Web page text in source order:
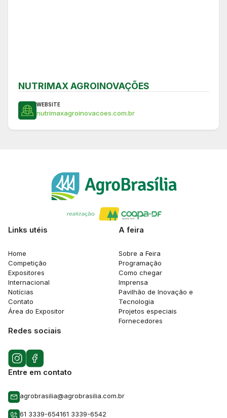
NUTRIMAX AGROINOVAÇÕES
WEBSITE
nutrimaxagroinovacoes.com.br
Links utéis
Home
Competição
Expositores
Internacional
Notícias
Contato
Área do Expositor
A feira
Sobre a Feira
Programação
Como chegar
Imprensa
Pavilhão de Inovação e
Tecnologia
Projetos especiais
Fornecedores
Redes sociais
Entre em contato
agrobrasilia@agrobrasilia.com.br
61 3339-654161 3339-6542